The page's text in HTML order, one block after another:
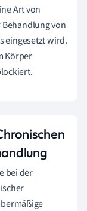
Art von
von
eingesetzt wird.
Körper
bei der